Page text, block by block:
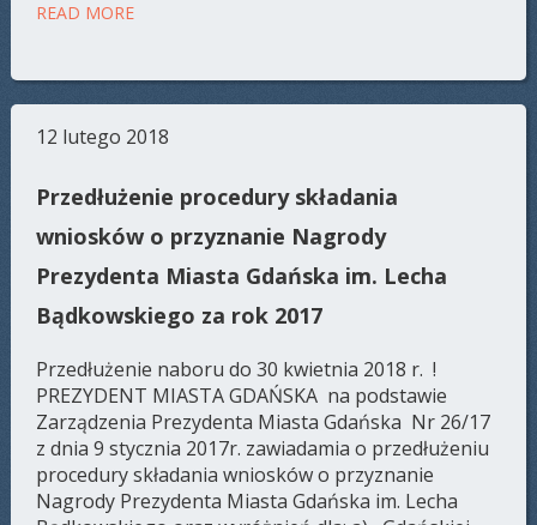
READ MORE
12 lutego 2018
Przedłużenie procedury składania
wniosków o przyznanie Nagrody
Prezydenta Miasta Gdańska im. Lecha
Bądkowskiego za rok 2017
Przedłużenie naboru do 30 kwietnia 2018 r. !
PREZYDENT MIASTA GDAŃSKA na podstawie
Zarządzenia Prezydenta Miasta Gdańska Nr 26/17
z dnia 9 stycznia 2017r. zawiadamia o przedłużeniu
procedury składania wniosków o przyznanie
Nagrody Prezydenta Miasta Gdańska im. Lecha